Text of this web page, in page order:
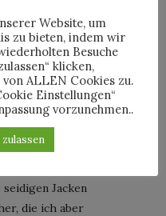
an Prints, die hier
daher kamen.
in der letzten
den Sommer von
diese Plastik-
Herr P. nun
Jacken
die ich aber
Website, um
zu bieten, indem wir
Besuche
klicken,
ALLEN Cookies zu.
Einstellungen“
vorzunehmen..
zulassen